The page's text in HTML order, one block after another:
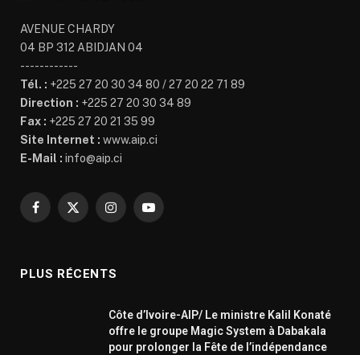
AVENUE CHARDY
04 BP 312 ABIDJAN 04
------------
Tél. : +225 27 20 30 34 80 / 27 20 22 71 89
Direction : +225 27 20 30 34 89
Fax : +225 27 20 21 35 99
Site Internet : www.aip.ci
E-Mail : info@aip.ci
Facebook
X
InstagramYouTube
PLUS RÉCENTS
Côte d’Ivoire-AIP/ Le ministre Kalil Konaté
offre le groupe Magic System à Dabakala
pour prolonger la Fête de l’indépendance